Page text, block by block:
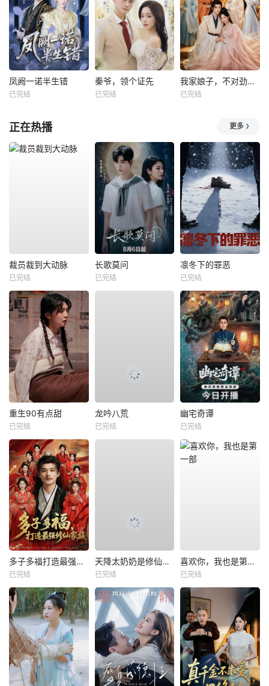
凤阙一诺半生错
已完结
秦爷，领个证先
已完结
我家娘子，不对劲第四季
已完结
正在热播 更多
裁员裁到大动脉
已完结
长歌莫问
已完结
凛冬下的罪恶
已完结
重生90有点甜
已完结
龙吟八荒
已完结
幽宅奇谭
已完结
多子多福打造最强修仙家族
已完结
天降太奶奶是修仙老祖
已完结
喜欢你，我也是第一部
已完结